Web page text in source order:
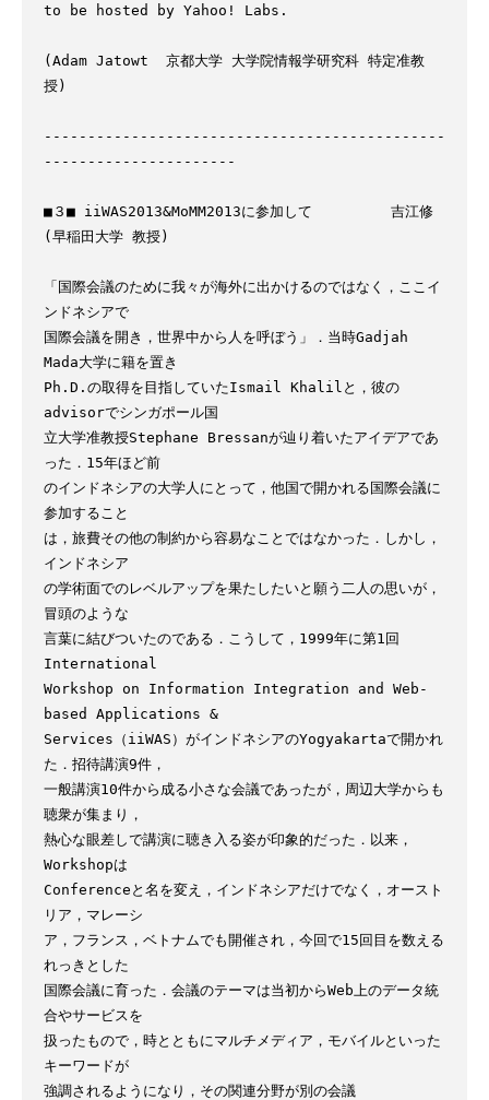
to be hosted by Yahoo! Labs.
(Adam Jatowt  京都大学 大学院情報学研究科 特定准教
授)
----------------------------------------------
----------------------
■３■ iiWAS2013&MoMM2013に参加して         吉江修
(早稲田大学 教授)
「国際会議のために我々が海外に出かけるのではなく，ここイ
ンドネシアで
国際会議を開き，世界中から人を呼ぼう」．当時Gadjah
Mada大学に籍を置き
Ph.D.の取得を目指していたIsmail Khalilと，彼の
advisorでシンガポール国
立大学准教授Stephane Bressanが辿り着いたアイデアであ
った．15年ほど前
のインドネシアの大学人にとって，他国で開かれる国際会議に
参加すること
は，旅費その他の制約から容易なことではなかった．しかし，
インドネシア
の学術面でのレベルアップを果たしたいと願う二人の思いが，
冒頭のような
言葉に結びついたのである．こうして，1999年に第1回
International
Workshop on Information Integration and Web-
based Applications &
Services（iiWAS）がインドネシアのYogyakartaで開かれ
た．招待講演9件，
一般講演10件から成る小さな会議であったが，周辺大学からも
聴衆が集まり，
熱心な眼差しで講演に聴き入る姿が印象的だった．以来，
Workshopは
Conferenceと名を変え，インドネシアだけでなく，オースト
リア，マレーシ
ア，フランス，ベトナムでも開催され，今回で15回目を数える
れっきとした
国際会議に育った．会議のテーマは当初からWeb上のデータ統
合やサービスを
扱ったもので，時とともにマルチメディア，モバイルといった
キーワードが
強調されるようになり，その関連分野が別の会議